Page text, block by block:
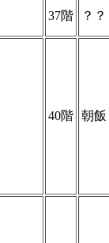
37階 ？
40階 朝飯